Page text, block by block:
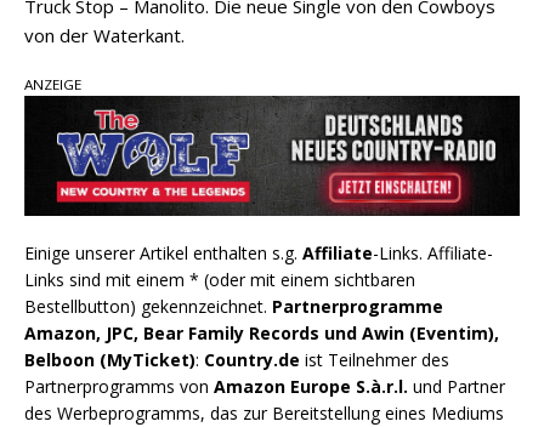
Truck Stop – Manolito. Die neue Single von den Cowboys
von der Waterkant.
ANZEIGE
Einige unserer Artikel enthalten s.g. Affiliate-Links. Affiliate-
Links sind mit einem * (oder mit einem sichtbaren
Bestellbutton) gekennzeichnet. Partnerprogramme
Amazon, JPC, Bear Family Records und Awin (Eventim),
Belboon (MyTicket): Country.de ist Teilnehmer des
Partnerprogramms von Amazon Europe S.à.r.l. und Partner
des Werbeprogramms, das zur Bereitstellung eines Mediums